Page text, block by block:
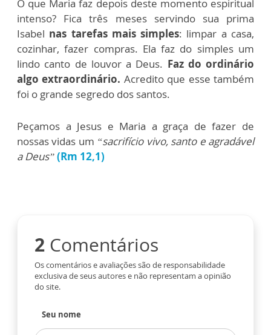
O que Maria faz depois deste momento espiritual
intenso? Fica três meses servindo sua prima
Isabel nas tarefas mais simples: limpar a casa,
cozinhar, fazer compras. Ela faz do simples um
lindo canto de louvor a Deus. Faz do ordinário
algo extraordinário. Acredito que esse também
foi o grande segredo dos santos.
Peçamos a Jesus e Maria a graça de fazer de
nossas vidas um “sacrifício vivo, santo e agradável
a Deus”(Rm 12,1)
2 Comentários
Os comentários e avaliações são de responsabilidade
exclusiva de seus autores e não representam a opinião
do site.
Seu nome